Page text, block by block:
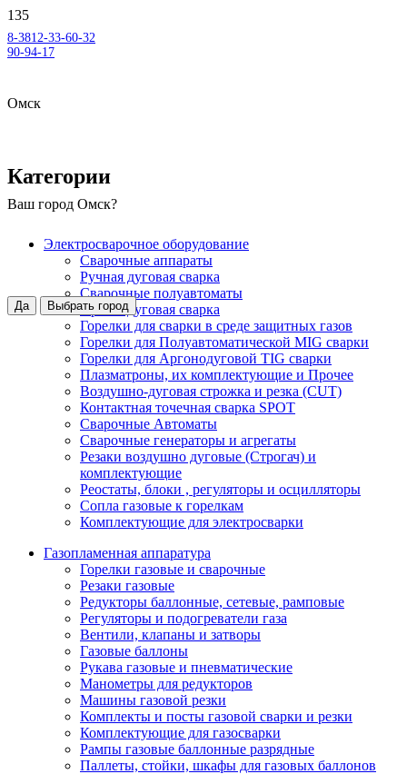
8-3812-33-60-32
90-94-17
Омск
Ваш город Омск?
Да Выбрать город
Категории
Электросварочное оборудование
Сварочные аппараты
Ручная дуговая сварка
Сварочные полуавтоматы
Аргонодуговая сварка
Горелки для сварки в среде защитных газов
Горелки для Полуавтоматической MIG сварки
Горелки для Аргонодуговой TIG сварки
Плазматроны, их комплектующие и Прочее
Воздушно-дуговая строжка и резка (CUT)
Контактная точечная сварка SPOT
Сварочные Автоматы
Сварочные генераторы и агрегаты
Резаки воздушно дуговые (Строгач) и
комплектующие
Реостаты, блоки , регуляторы и осцилляторы
Сопла газовые к горелкам
Комплектующие для электросварки
Газопламенная аппаратура
Горелки газовые и сварочные
Резаки газовые
Редукторы баллонные, сетевые, рамповые
Регуляторы и подогреватели газа
Вентили, клапаны и затворы
Газовые баллоны
Рукава газовые и пневматические
Манометры для редукторов
Машины газовой резки
Комплекты и посты газовой сварки и резки
Комплектующие для газосварки
Рампы газовые баллонные разрядные
Паллеты, стойки, шкафы для газовых баллонов